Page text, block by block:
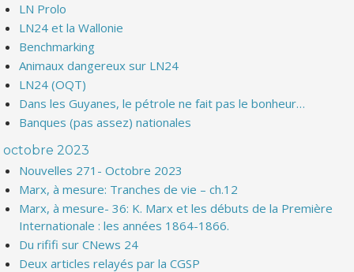
LN Prolo
LN24 et la Wallonie
Benchmarking
Animaux dangereux sur LN24
LN24 (OQT)
Dans les Guyanes, le pétrole ne fait pas le bonheur…
Banques (pas assez) nationales
octobre 2023
Nouvelles 271- Octobre 2023
Marx, à mesure: Tranches de vie – ch.12
Marx, à mesure- 36: K. Marx et les débuts de la Première
Internationale : les années 1864-1866.
Du rififi sur CNews 24
Deux articles relayés par la CGSP